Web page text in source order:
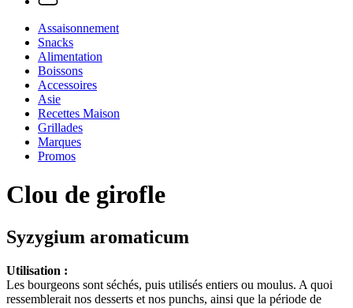
Assaisonnement
Snacks
Alimentation
Boissons
Accessoires
Asie
Recettes Maison
Grillades
Marques
Promos
Clou de girofle
Syzygium aromaticum
Utilisation :
Les bourgeons sont séchés, puis utilisés entiers ou moulus. A quoi
ressemblerait nos desserts et nos punchs, ainsi que la période de